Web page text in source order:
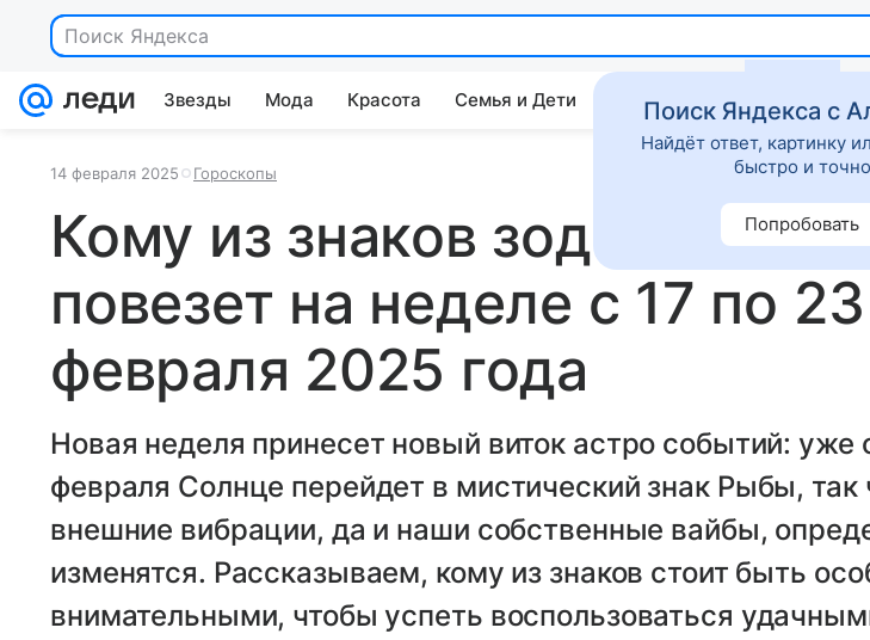
Поиск Яндекса
Звезды Мода Красота Семья и Дети Дом Гороскопы
14 февраля 2025 Гороскопы
Кому из знаков зодиака
повезет на неделе с 17 по 23
февраля 2025 года
Новая неделя принесет новый виток астро событий: уже
февраля Солнце перейдет в мистический знак Рыбы, так
внешние вибрации, да и наши собственные вайбы,
изменятся. Рассказываем, кому из знаков стоит быть
внимательными, чтобы успеть воспользоваться
Поиск Яндекса с
Найдёт ответ, картинку
быстро и точно
Попробовать